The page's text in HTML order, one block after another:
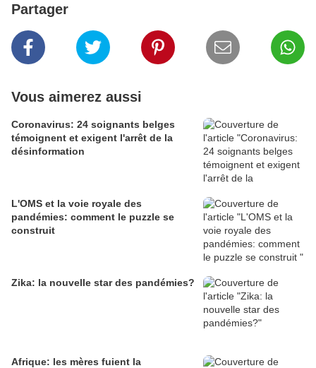
Partager
Vous aimerez aussi
Coronavirus: 24 soignants belges
témoignent et exigent l'arrêt de la
désinformation
L'OMS et la voie royale des
pandémies: comment le puzzle se
construit
Zika: la nouvelle star des pandémies?
Afrique: les mères fuient la